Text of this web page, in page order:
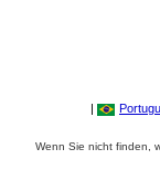
|
Wenn Sie nicht finden,